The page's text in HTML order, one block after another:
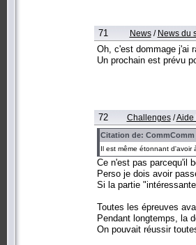
71 News/ News du
Oh, c'est dommage j'ai
Un prochain est prévu
72 Challenges/Aide
Citation de: CommComm
Il est même étonnant d'avoir
Ce n'est pas parcequ'il
Perso je dois avoir
Si la partie
Toutes les épreuves
Pendant longtemps, la
On pouvait réussir